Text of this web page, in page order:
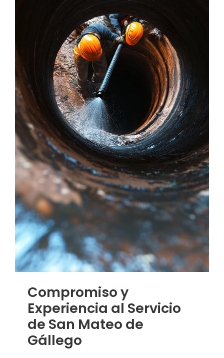
Compromiso y
Experiencia al Servicio
de San Mateo de
Gállego